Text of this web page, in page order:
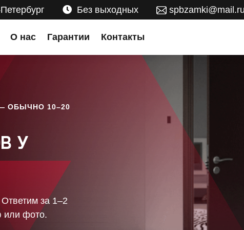
Без выходных
О нас Гарантии Контакты
ОБЫЧНО 10–20
У
за 1–2
или фото.